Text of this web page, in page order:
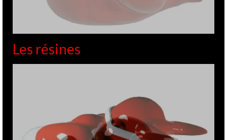
Les résines